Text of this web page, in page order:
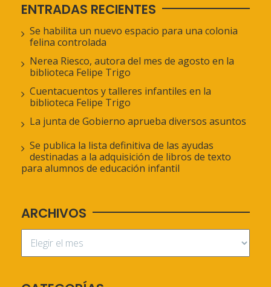
ENTRADAS RECIENTES
Se habilita un nuevo espacio para una colonia
felina controlada
Nerea Riesco, autora del mes de agosto en la
biblioteca Felipe Trigo
Cuentacuentos y talleres infantiles en la
biblioteca Felipe Trigo
La junta de Gobierno aprueba diversos asuntos
Se publica la lista definitiva de las ayudas
destinadas a la adquisición de libros de texto
para alumnos de educación infantil
ARCHIVOS